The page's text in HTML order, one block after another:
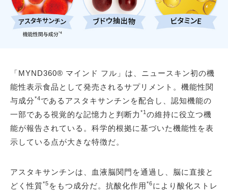
「MYND360® マインド フル」は、ニュースキン初の機
能性表示食品として発売されるサプリメント。機能性関
与成分*4であるアスタキサンチンを配合し、認知機能の
一部である視覚的な記憶力と判断力 *1の維持に役立つ機
能が報告されている。科学的根拠に基づいた機能性を表
示している点が大きな特徴だ。
アスタキサンチンは、血液脳関門を通過し、脳に直接と
どく性質*5 をもつ成分だ。抗酸化作用*6により酸化ストレ